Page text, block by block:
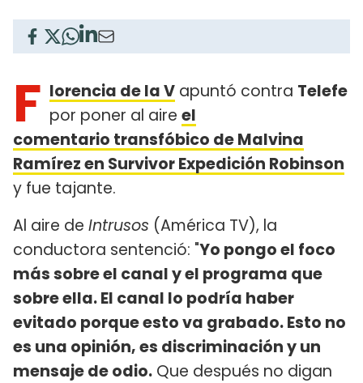
F lorencia de la V apuntó contra Telefe
por poner al aire el
comentario transfóbico de Malvina
Ramírez en Survivor Expedición Robinson
y fue tajante.
Al aire de Intrusos (América TV), la
conductora sentenció: "Yo pongo el foco
más sobre el canal y el programa que
sobre ella. El canal lo podría haber
evitado porque esto va grabado. Esto no
es una opinión, es discriminación y un
mensaje de odio. Que después no digan